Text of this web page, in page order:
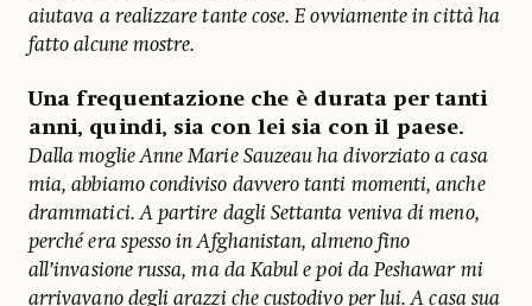
aiutava a realizzare tante cose. E ovviamente in città ha
fatto alcune mostre.
Una frequentazione che è durata per tanti
anni, quindi, sia con lei sia con il paese.
Dalla moglie Anne Marie Sauzeau ha divorziato a casa
mia, abbiamo condiviso davvero tanti momenti, anche
drammatici. A partire dagli Settanta veniva di meno,
perché era spesso in Afghanistan, almeno fino
all’invasione russa, ma da Kabul e poi da Peshawar mi
arrivavano degli arazzi che custodivo per lui. A casa sua